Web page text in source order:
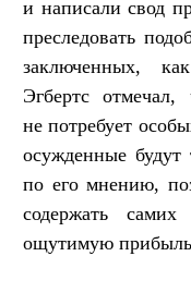
и написали свод
преследовать
заключенных,
Эгбертс
не потребует
осужденные будут
по его мнению,
содержать
ощутимую